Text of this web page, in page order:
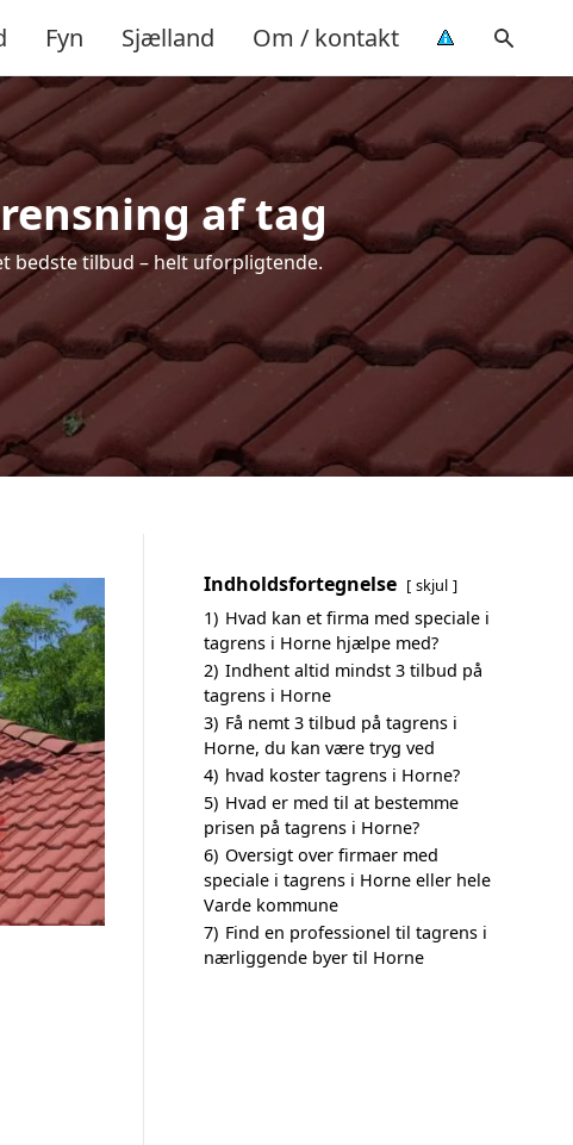
Fyn Sjælland Om / kontakt
af tag
bedste tilbud – helt uforpligtende.
Indholdsfortegnelse skjul
1) Hvad kan et firma med speciale i
tagrens i Horne hjælpe med?
2) Indhent altid mindst 3 tilbud på
tagrens i Horne
3) Få nemt 3 tilbud på tagrens i
Horne, du kan være tryg ved
4) hvad koster tagrens i Horne?
5) Hvad er med til at bestemme
prisen på tagrens i Horne?
6) Oversigt over firmaer med
speciale i tagrens i Horne eller hele
Varde kommune
7) Find en professionel til tagrens i
nærliggende byer til Horne